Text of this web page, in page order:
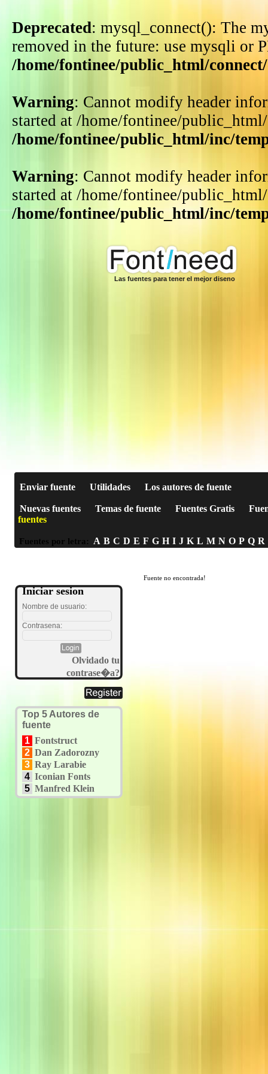
Deprecated: mysql_connect(): The
removed in the future: use mysqli or
/home/fontinee/public_html/
Warning: Cannot modify header
started at /home/fontinee/
/home/fontinee/public_html/inc/
Warning: Cannot modify header
started at /home/fontinee/
/home/fontinee/public_html/inc/
Las fuentes para tener el mejor diseno
Enviar fuente Utilidades Los autores de fuente
Nuevas fuentes Temas de fuente Fuentes Gratis
fuentes
Fuentes por letra: A B C D E F G H I J K L M N O P Q R
Iniciar sesion
Nombre de usuario:
Contrasena:
Olvidado tu
contrase�a?
Top 5 Autores de
fuente
1 Fontstruct
2 Dan Zadorozny
3 Ray Larabie
4 Iconian Fonts
5 Manfred Klein
Fuente no encontrada!